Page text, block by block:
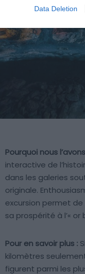
Data Deletion
Pourquoi nous
interactive de
dans les galeries
originale.
excursion permet
sa prospérité à l’« or
Pour en savoir plus :
kilomètres
figurent parmi les